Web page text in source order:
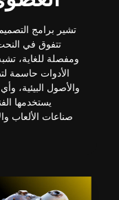
تشير برامج
تتفوق في
ومفصلة للغاية،
الأدوات حاسمة
والأصول البيئية،
يستخدمها
صناعات الألعاب